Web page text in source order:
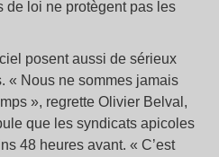
de loi ne protègent pas les
posent aussi de sérieux
« Nous ne sommes jamais
», regrette Olivier Belval,
que les syndicats apicoles
48 heures avant. « C’est